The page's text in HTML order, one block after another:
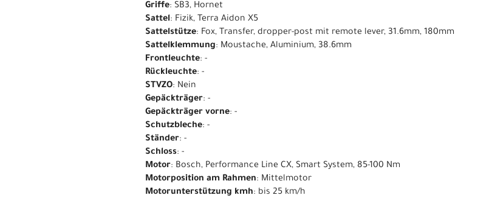
Griffe: SB3, Hornet
Sattel: Fizik, Terra Aidon X5
Sattelstütze: Fox, Transfer, dropper-post mit remote lever, 31.6mm, 180mm
Sattelklemmung: Moustache, Aluminium, 38.6mm
Frontleuchte: -
Rückleuchte: -
STVZO: Nein
Gepäckträger: -
Gepäckträger vorne: -
Schutzbleche: -
Ständer: -
Schloss: -
Motor: Bosch, Performance Line CX, Smart System, 85-100 Nm
Motorposition am Rahmen: Mittelmotor
Motorunterstützung kmh: bis 25 km/h